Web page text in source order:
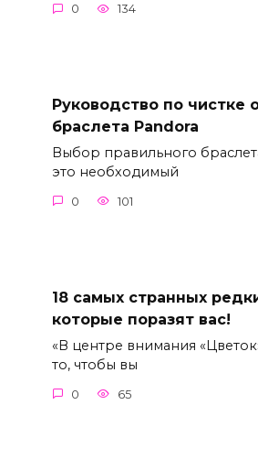
0 134
Руководство по чистке
браслета Pandora
Выбор правильного
это необходимый
0 101
18 самых странных
которые поразят вас!
«В центре внимания
то, чтобы вы
0 65